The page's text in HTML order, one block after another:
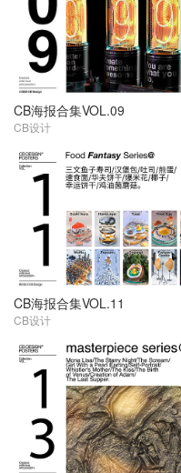
CB海报合集VOL.09
CB设计
CB海报合集VOL.11
CB设计